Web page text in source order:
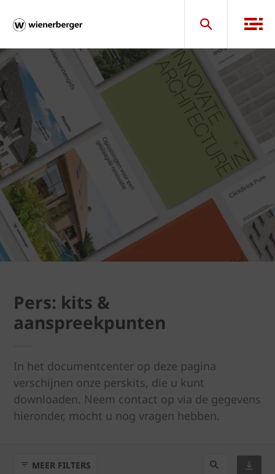
Pers: kits &
aanspreekpunten
In het documentcenter op deze pagina
verschijnen onze perskits, die u kunt
downloaden. Neem contact op via de gegevens
hieronder, mocht u nog vragen hebben.
MEER FILTERS